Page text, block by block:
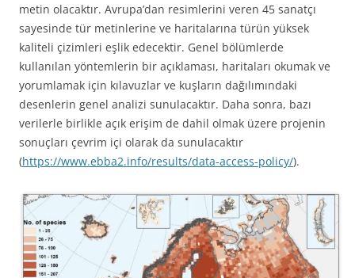
metin olacaktır. Avrupa’dan resimlerini veren 45 sanatçı
sayesinde tür metinlerine ve haritalarına türün yüksek
kaliteli çizimleri eşlik edecektir. Genel bölümlerde
kullanılan yöntemlerin bir açıklaması, haritaları okumak ve
yorumlamak için kılavuzlar ve kuşların dağılımındaki
desenlerin genel analizi sunulacaktır. Daha sonra, bazı
verilerle birlikle açık erişim de dahil olmak üzere projenin
sonuçları çevrim içi olarak da sunulacaktır
(https://www.ebba2.info/results/data-access-policy/).